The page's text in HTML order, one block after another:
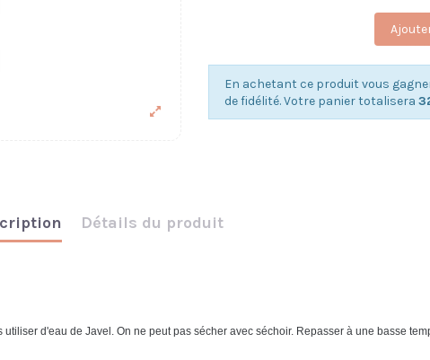
En achetant ce produit vous
de fidélité. Votre panier totalisera
Détails du produit
d'eau de Javel. On ne peut pas sécher avec séchoir. Repasser à une basse